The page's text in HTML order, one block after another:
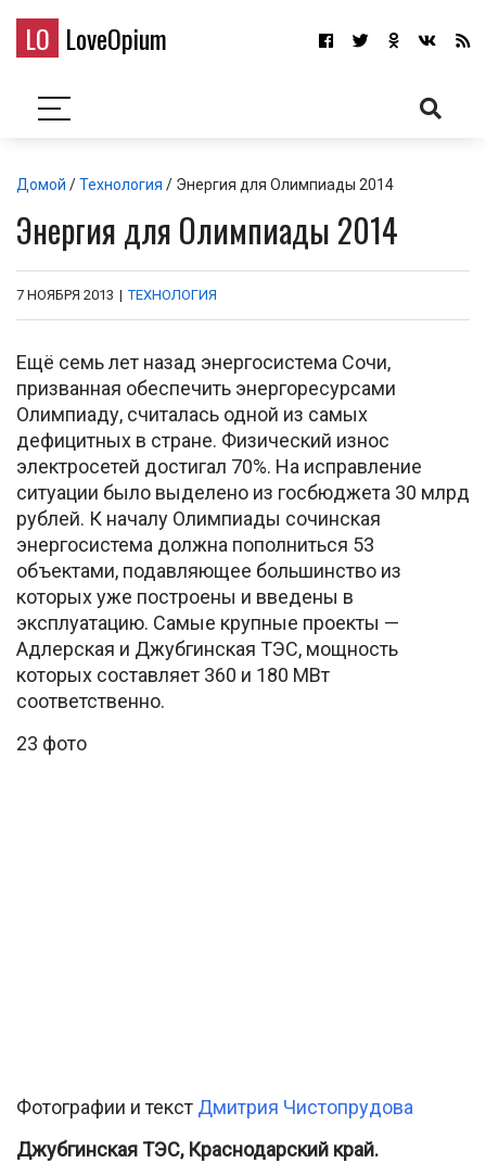
LO LoveOpium
Домой /Технология / Энергия для Олимпиады 2014
Энергия для Олимпиады 2014
7 НОЯБРЯ 2013 | ТЕХНОЛОГИЯ
Ещё семь лет назад энергосистема Сочи,
призванная обеспечить энергоресурсами
Олимпиаду, считалась одной из самых
дефицитных в стране. Физический износ
электросетей достигал 70%. На исправление
ситуации было выделено из госбюджета 30 млрд
рублей. К началу Олимпиады сочинская
энергосистема должна пополниться 53
объектами, подавляющее большинство из
которых уже построены и введены в
эксплуатацию. Самые крупные проекты —
Адлерская и Джубгинская ТЭС, мощность
которых составляет 360 и 180 МВт
соответственно.
23 фото
Фотографии и текст Дмитрия Чистопрудова
Джубгинская ТЭС, Краснодарский край.